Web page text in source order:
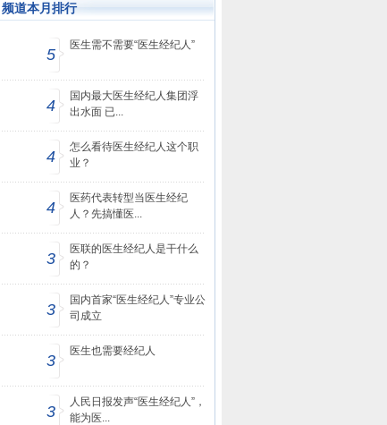
频道本月排行
5
医生需不需要“医生经纪人”
4
国内最大医生经纪人集团浮
出水面 已...
4
怎么看待医生经纪人这个职
业？
4
医药代表转型当医生经纪
人？先搞懂医...
3
医联的医生经纪人是干什么
的？
3
国内首家“医生经纪人”专业公
司成立
3
医生也需要经纪人
3
人民日报发声“医生经纪人”，
能为医...